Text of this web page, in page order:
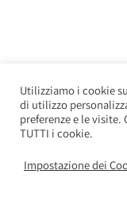
Utilizziamo i cookie
di utilizzo
preferenze e le
TUTTI i cookie.
Impostazione dei